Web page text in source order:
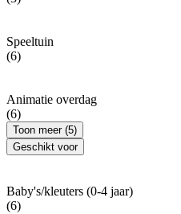
Speeltuin
(6)
Animatie overdag
(6)
Toon meer (5)
Geschikt voor
Baby's/kleuters (0-4 jaar)
(6)